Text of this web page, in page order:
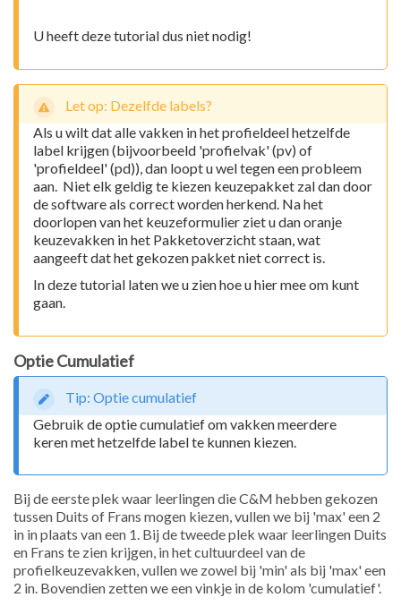
U heeft deze tutorial dus niet nodig!
Let op: Dezelfde labels?
Als u wilt dat alle vakken in het profieldeel hetzelfde
label krijgen (bijvoorbeeld 'profielvak' (pv) of
'profieldeel' (pd)), dan loopt u wel tegen een probleem
aan. Niet elk geldig te kiezen keuzepakket zal dan door
de software als correct worden herkend. Na het
doorlopen van het keuzeformulier ziet u dan oranje
keuzevakken in het Pakketoverzicht staan, wat
aangeeft dat het gekozen pakket niet correct is.
In deze tutorial laten we u zien hoe u hier mee om kunt
gaan.
Optie Cumulatief
Tip: Optie cumulatief
Gebruik de optie cumulatief om vakken meerdere
keren met hetzelfde label te kunnen kiezen.
Bij de eerste plek waar leerlingen die C&M hebben gekozen
tussen Duits of Frans mogen kiezen, vullen we bij 'max' een 2
in in plaats van een 1. Bij de tweede plek waar leerlingen Duits
en Frans te zien krijgen, in het cultuurdeel van de
profielkeuzevakken, vullen we zowel bij 'min' als bij 'max' een
2 in. Bovendien zetten we een vinkje in de kolom 'cumulatief'.